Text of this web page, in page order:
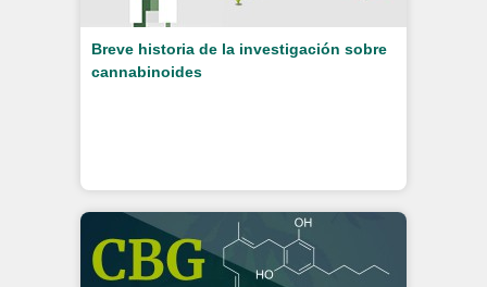
Breve historia de la investigación sobre
cannabinoides